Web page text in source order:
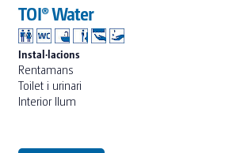
TOI® Water
Instal·lacions
Rentamans
Toilet i urinari
Interior llum